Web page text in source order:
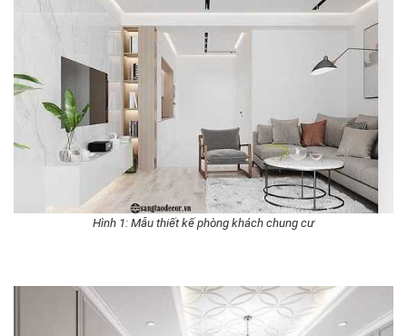
Hình 1: Mẫu thiết kế phòng khách chung cư